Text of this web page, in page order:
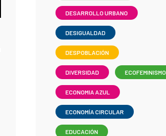
DESARROLLO URBANO
DESIGUALDAD
DESPOBLACIÓN
DIVERSIDAD ECOFEMINISMO
ECONOMIA AZUL
ECONOMÍA CIRCULAR
EDUCACIÓN